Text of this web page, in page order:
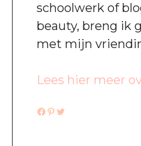
schoolwerk of
beauty, breng ik
met mijn
Lees hier meer
Facebook
Pinterest
Twitter